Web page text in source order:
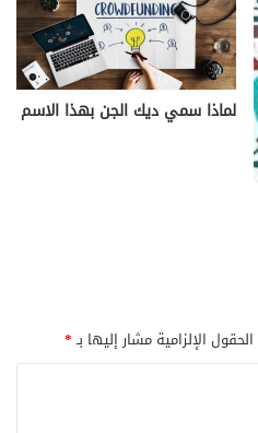
لماذا سمي ديك الجن بهذا الاسم
الحقول الإلزامية مشار إليها بـ*